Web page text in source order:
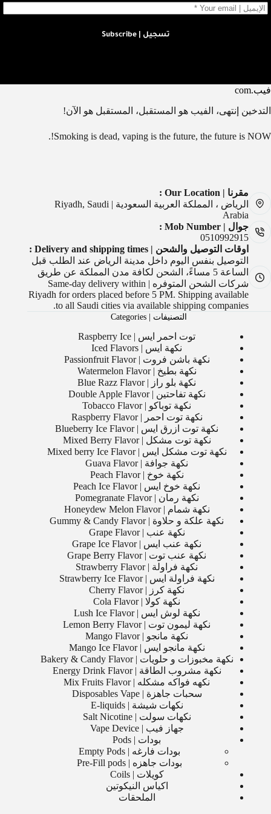
تسجيل | Subscribe
فيب.com
التدخين إنتهى، الفيب هو المستقبل، المستقبل هو الآن!
Smoking is dead, vaping is the future, the future is NOW!.
مقرنا | Our Location :
الرياض ، المملكة العربية السعودية | Riyadh, Saudi
Arabia
جوال | Mob Number :
0510992915
اوقات التوصيل والشحن | Delivery and shipping times :
التوصيل بنفس اليوم داخل مدينة الرياض عند الطلب قبل
الساعة 5 مساءً، الشحن لكافة مدن المملكة عن طريق
شركات الشحن المتوفره | Same-day delivery within
Riyadh for orders placed before 5 PM. Shipping available
to all Saudi cities via available shipping companies.
التصنيفات | Categories
توت احمر ايس | Raspberry Ice
نكهة ايس | Iced Flavors
نكهة باشن فروت | Passionfruit Flavor
نكهة بطيخ | Watermelon Flavor
نكهة بلو راز | Blue Razz Flavor
نكهة تفاحتين | Double Apple Flavor
نكهة توباكو | Tobacco Flavor
نكهة توت احمر | Raspberry Flavor
نكهة توت ازرق ايس | Blueberry Ice Flavor
نكهة توت مشكل | Mixed Berry Flavor
نكهة توت مشكل ايس | Mixed berry Ice Flavor
نكهة جوافة | Guava Flavor
نكهة خوخ | Peach Flavor
نكهة خوخ ايس | Peach Ice Flavor
نكهة رمان | Pomegranate Flavor
نكهة شمام | Honeydew Melon Flavor
نكهة علكة و حلاوة | Gummy & Candy Flavor
نكهة عنب | Grape Flavor
نكهة عنب ايس | Grape Ice Flavor
نكهة عنب توت | Grape Berry Flavor
نكهة فراولة | Strawberry Flavor
نكهة فراولة ايس | Strawberry Ice Flavor
نكهة كرز | Cherry Flavor
نكهة كولا | Cola Flavor
نكهة لوش ايس | Lush Ice Flavor
نكهة ليمون توت | Lemon Berry Flavor
نكهة مانجو | Mango Flavor
نكهة مانجو ايس | Mango Ice Flavor
نكهة مخبوزات و حلويات | Bakery & Candy Flavor
نكهة مشروب الطاقة | Energy Drink Flavor
نكهه فواكه مشكله | Mix Fruits Flavor
سحبات جاهزة | Disposables Vape
نكهات شيشة | E-liquids
نكهات سولت | Salt Nicotine
جهاز فيب | Vape Device
بودات | Pods
بودات فارغه | Empty Pods
بودات جاهزه | Pre-Fill pods
كويلات | Coils
اكياس النيكوتين
الملحقات